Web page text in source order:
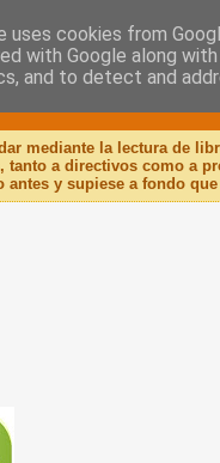
-
mediante la lectura de
tanto a directivos como a
antes y supiese a fondo
uses cookies from
with Google along
and to detect and